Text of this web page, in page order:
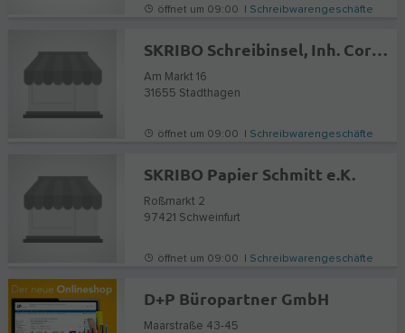
öffnet um 09:00 | Schreibwarengeschäfte
SKRIBO Schreibinsel, Inh. Cornelius Padberg
Am Markt 16
31655 Stadthagen
öffnet um 09:00 | Schreibwarengeschäfte
SKRIBO Papier Schmitt e.K.
Roßmarkt 2
97421 Schweinfurt
öffnet um 09:00 | Schreibwarengeschäfte
D+P Büropartner GmbH
Maarstraße 43-45